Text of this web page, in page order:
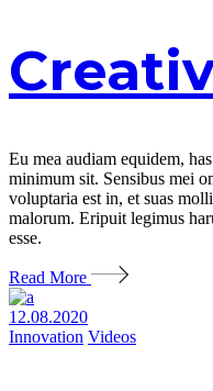
Eu mea audiam equidem,
minimum sit. Sensibus mei
voluptaria est in, et suas
malorum. Eripuit legimus
esse.
Read More
12.08.2020
Innovation Videos